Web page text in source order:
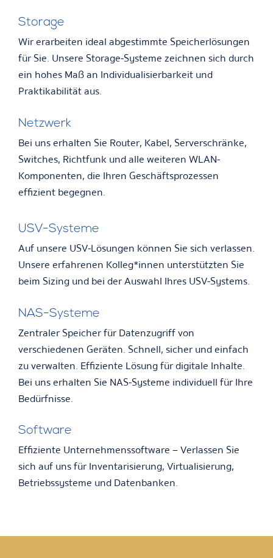
Storage
Wir erarbeiten ideal abgestimmte Speicherlösungen
für Sie. Unsere Storage-Systeme zeichnen sich durch
ein hohes Maß an Individualisierbarkeit und
Praktikabilität aus.
Netzwerk
Bei uns erhalten Sie Router, Kabel, Serverschränke,
Switches, Richtfunk und alle weiteren WLAN-
Komponenten, die Ihren Geschäftsprozessen
effizient begegnen.
USV-Systeme
Auf unsere USV-Lösungen können Sie sich verlassen.
Unsere erfahrenen Kolleg*innen unterstützten Sie
beim Sizing und bei der Auswahl Ihres USV-Systems.
NAS-Systeme
Zentraler Speicher für Datenzugriff von
verschiedenen Geräten. Schnell, sicher und einfach
zu verwalten. Effiziente Lösung für digitale Inhalte.
Bei uns erhalten Sie NAS-Systeme individuell für Ihre
Bedürfnisse.
Software
Effiziente Unternehmenssoftware – Verlassen Sie
sich auf uns für Inventarisierung, Virtualisierung,
Betriebssysteme und Datenbanken.